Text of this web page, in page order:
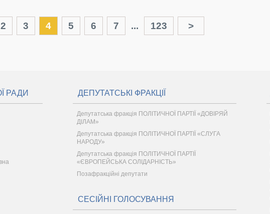
2 3 4 5 6 7 ... 123 >
РАДИ ДЕПУТАТСЬКІ ФРАКЦІЇ
Депутатська фракція ПОЛІТИЧНОЇ ПАРТІЇ «ДОВІРЯЙ
ДІЛАМ»
Депутатська фракція ПОЛІТИЧНОЇ ПАРТІЇ «СЛУГА
НАРОДУ»
Депутатська фракція ПОЛІТИЧНОЇ ПАРТІЇ
«ЄВРОПЕЙСЬКА СОЛІДАРНІСТЬ»
Позафракційні депутати
СЕСІЙНІ ГОЛОСУВАННЯ